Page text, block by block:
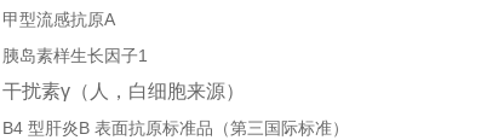
甲型流感抗原A
胰岛素样生长因子1
干扰素γ （人，白细胞来源）
B4 型肝炎B 表面抗原标准品（第三国际标准）